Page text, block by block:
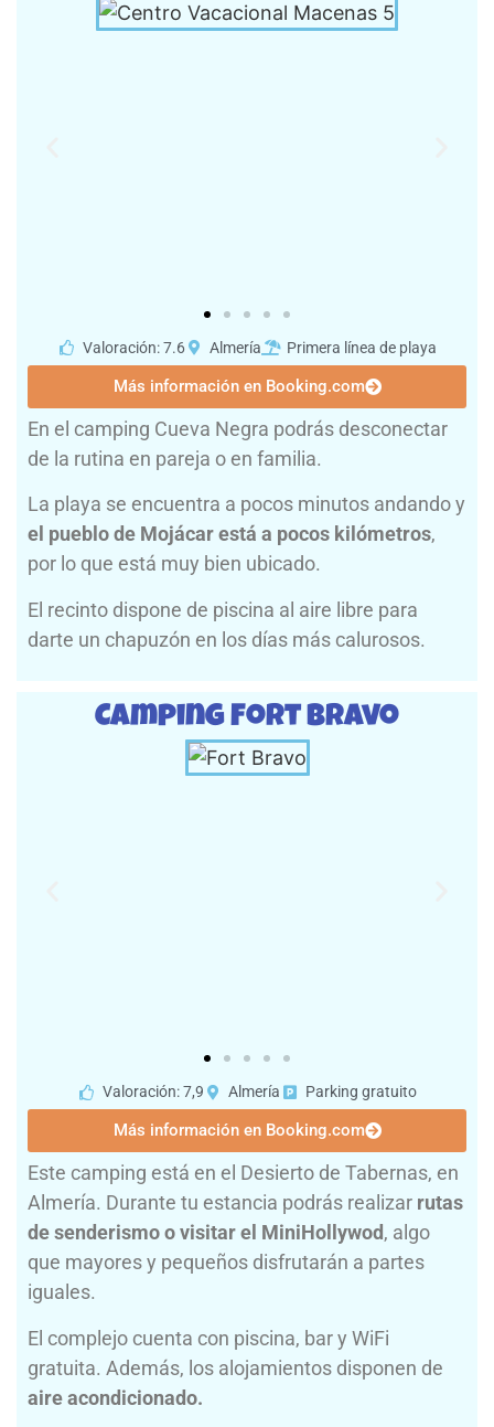
Valoración: 7.6 Almería Primera línea de playa
Más información en Booking.com
En el camping Cueva Negra podrás desconectar
de la rutina en pareja o en familia.
La playa se encuentra a pocos minutos andando y
el pueblo de Mojácar está a pocos kilómetros,
por lo que está muy bien ubicado.
El recinto dispone de piscina al aire libre para
darte un chapuzón en los días más calurosos.
Camping Fort Bravo
Valoración: 7,9 Almería Parking gratuito
Más información en Booking.com
Este camping está en el Desierto de Tabernas, en
Almería. Durante tu estancia podrás realizar rutas
de senderismo o visitar el MiniHollywod, algo
que mayores y pequeños disfrutarán a partes
iguales.
El complejo cuenta con piscina, bar y WiFi
gratuita. Además, los alojamientos disponen de
aire acondicionado.